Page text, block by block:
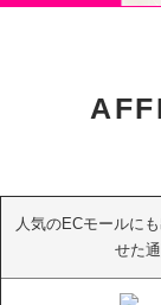
人気のECモールに
せた